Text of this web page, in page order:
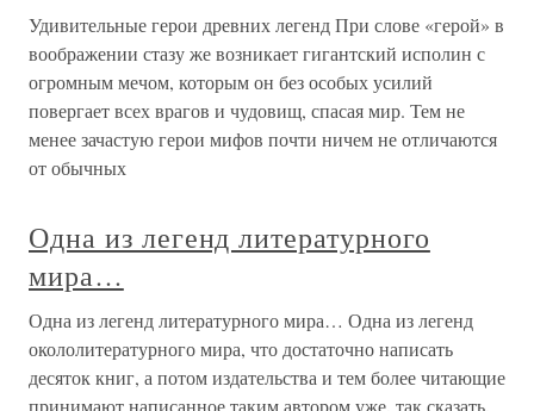
Удивительные герои древних легенд При слове «герой» в
воображении стазу же возникает гигантский исполин с
огромным мечом, которым он без особых усилий
повергает всех врагов и чудовищ, спасая мир. Тем не
менее зачастую герои мифов почти ничем не отличаются
от обычных
Одна из легенд литературного
мира…
Одна из легенд литературного мира… Одна из легенд
окололитературного мира, что достаточно написать
десяток книг, а потом издательства и тем более читающие
принимают написанное таким автором уже, так сказать,